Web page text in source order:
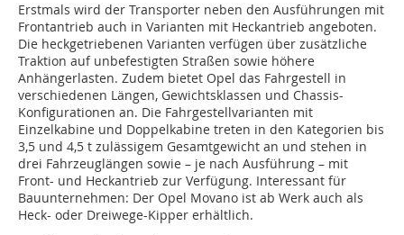
Erstmals wird der Transporter neben den Ausführungen mit
Frontantrieb auch in Varianten mit Heckantrieb angeboten.
Die heckgetriebenen Varianten verfügen über zusätzliche
Traktion auf unbefestigten Straßen sowie höhere
Anhängerlasten. Zudem bietet Opel das Fahrgestell in
verschiedenen Längen, Gewichtsklassen und Chassis-
Konfigurationen an. Die Fahrgestellvarianten mit
Einzelkabine und Doppelkabine treten in den Kategorien bis
3,5 und 4,5 t zulässigem Gesamtgewicht an und stehen in
drei Fahrzeuglängen sowie – je nach Ausführung – mit
Front- und Heckantrieb zur Verfügung. Interessant für
Bauunternehmen: Der Opel Movano ist ab Werk auch als
Heck- oder Dreiwege-Kipper erhältlich.